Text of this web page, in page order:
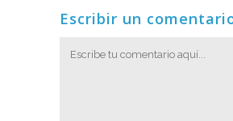
Escribir un